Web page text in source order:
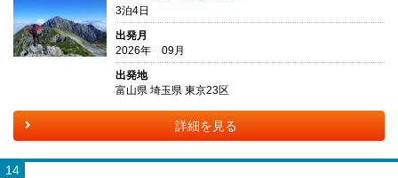
3泊4日
出発月
2026年 09月
出発地
富山県 埼玉県 東京23区
詳細を見る
14